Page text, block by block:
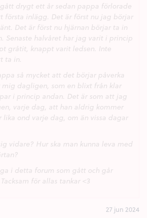
drygt ett år sedan pappa förlorade
första inlägg. Det är först nu jag börjar
Det är först nu hjärnan börjar ta in
Senaste halvåret har jag varit i princip
gråtit, knappt varit ledsen. Inte
ta in.
så mycket att det börjar påverka
mig dagligen, som en blixt från klar
i princip andan. Det är som att jag
varje dag, att han aldrig kommer
lika ond varje dag, om än vissa dagar
vidare? Hur ska man kunna leva med
i detta forum som gått och går
för allas tankar <3
27 jun 2024